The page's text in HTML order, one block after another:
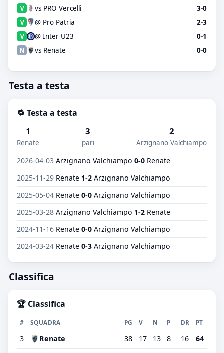
V vs PRO Vercelli 3-0
V @ Pro Patria 2-3
V @ Inter U23 0-1
N vs Renate 0-0
Testa a testa
🔁 Testa a testa
1
Renate
3
pari
2
Arzignano Valchiampo
2026-04-03 Arzignano Valchiampo 0-0 Renate
2025-11-29 Renate 1-2 Arzignano Valchiampo
2025-05-04 Renate 0-0 Arzignano Valchiampo
2025-03-28 Arzignano Valchiampo 1-2 Renate
2024-11-16 Renate 0-0 Arzignano Valchiampo
2024-03-24 Renate 0-3 Arzignano Valchiampo
Classifica
🏆 Classifica
# SQUADRA PG V N P DR PT
3 Renate 38 17 13 8 16 64